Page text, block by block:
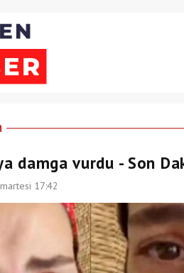
damga vurdu - Son
17:42